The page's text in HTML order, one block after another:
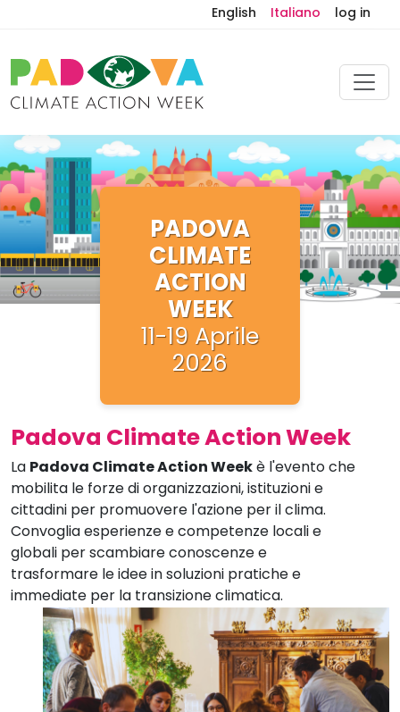
English Italiano log in
PADOVA
CLIMATE
ACTION
WEEK
11-19 Aprile
2026
Padova Climate Action Week
La Padova Climate Action Weekè l'evento che
mobilita le forze di organizzazioni, istituzioni e
cittadini per promuovere l'azione per il clima.
Convoglia esperienze e competenze locali e
globali per scambiare conoscenze e
trasformare le idee in soluzioni pratiche e
immediate per la transizione climatica.